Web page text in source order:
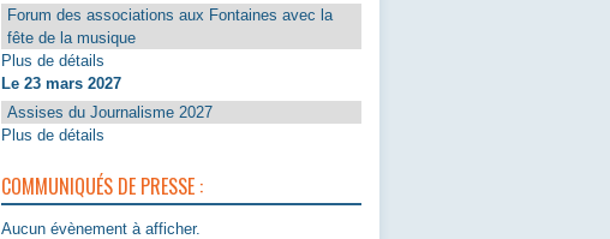
Forum des associations aux Fontaines avec la
fête de la musique
Plus de détails
Le 23 mars 2027
Assises du Journalisme 2027
Plus de détails
COMMUNIQUÉS DE PRESSE :
Aucun évènement à afficher.